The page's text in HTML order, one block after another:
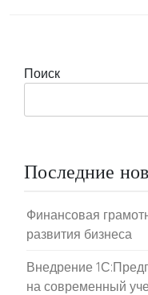
Поиск
Последние
Финансовая
развития бизнеса
Внедрение
на современный